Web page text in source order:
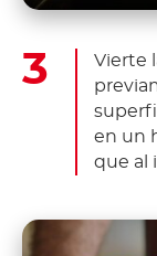
Vierte
en un
que al